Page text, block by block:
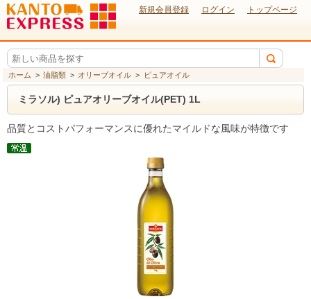
新規会員登録 ログイン トップページ
ホーム > 油脂類 > オリーブオイル > ピュアオイル
ミラソル) ピュアオリーブオイル(PET) 1L
品質とコストパフォーマンスに優れたマイルドな風味が特徴です